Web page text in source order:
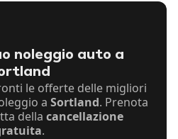
noleggio auto a
le offerte delle migliori
a Sortland. Prenota
della cancellazione
.